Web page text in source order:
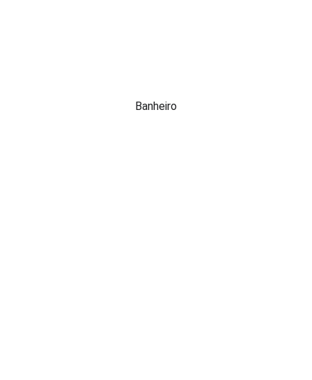
Banheiro